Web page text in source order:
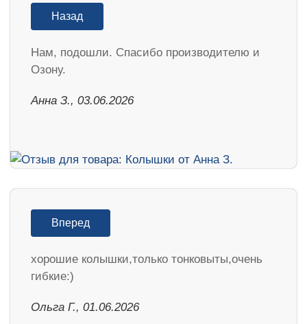
Назад
Нам, подошли. Спасибо производителю и
Озону.
Анна З., 03.06.2026
Вперед
хорошие колышки,только тонковыты,очень
гибкие:)
Ольга Г., 01.06.2026